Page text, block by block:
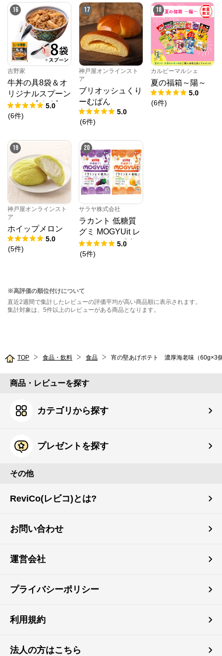
限2025年10月31
日
16
吉野家
牛丼の具8袋＆オ
リジナルスプーン
セット【冷凍】
5.0
(6件)
17
神戸屋オンラインスト
ア
ブリオッシュくり
ーむぱん
5.0
(6件)
18
カルビーマルシェ
夏の福箱～陽～
5.0
(6件)
19
神戸屋オンラインスト
ア
ホイップメロン
5.0
(5件)
20
サラヤ株式会社
ラカント 低糖質
グミ MOGYUit レ
ッドグレープ味＆
ゴールデンピーチ
5.0
(5件)
※高評価の順位付けについて
直近2週間で集計したレビューの評価平均が高い商品順に表示されます。
集計対象は、5件以上のレビューがある商品となります。
TOP 食品・飲料 食品 宵の堅あげポテト 濃厚海老味（60g×3
商品・レビューを探す
カテゴリから探す
プレゼントを探す
その他
ReviCo(レビコ)とは?
お問い合わせ
運営会社
プライバシーポリシー
利用規約
法人の方はこちら